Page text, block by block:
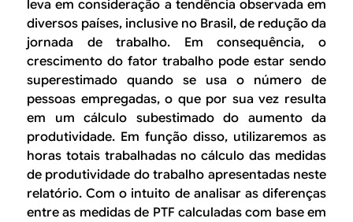
leva em consideração a tendência observada em
diversos países, inclusive no Brasil, de redução da
jornada de trabalho. Em consequência, o
crescimento do fator trabalho pode estar sendo
superestimado quando se usa o número de
pessoas empregadas, o que por sua vez resulta
em um cálculo subestimado do aumento da
produtividade. Em função disso, utilizaremos as
horas totais trabalhadas no cálculo das medidas
de produtividade do trabalho apresentadas neste
relatório. Com o intuito de analisar as diferenças
entre as medidas de PTF calculadas com base em